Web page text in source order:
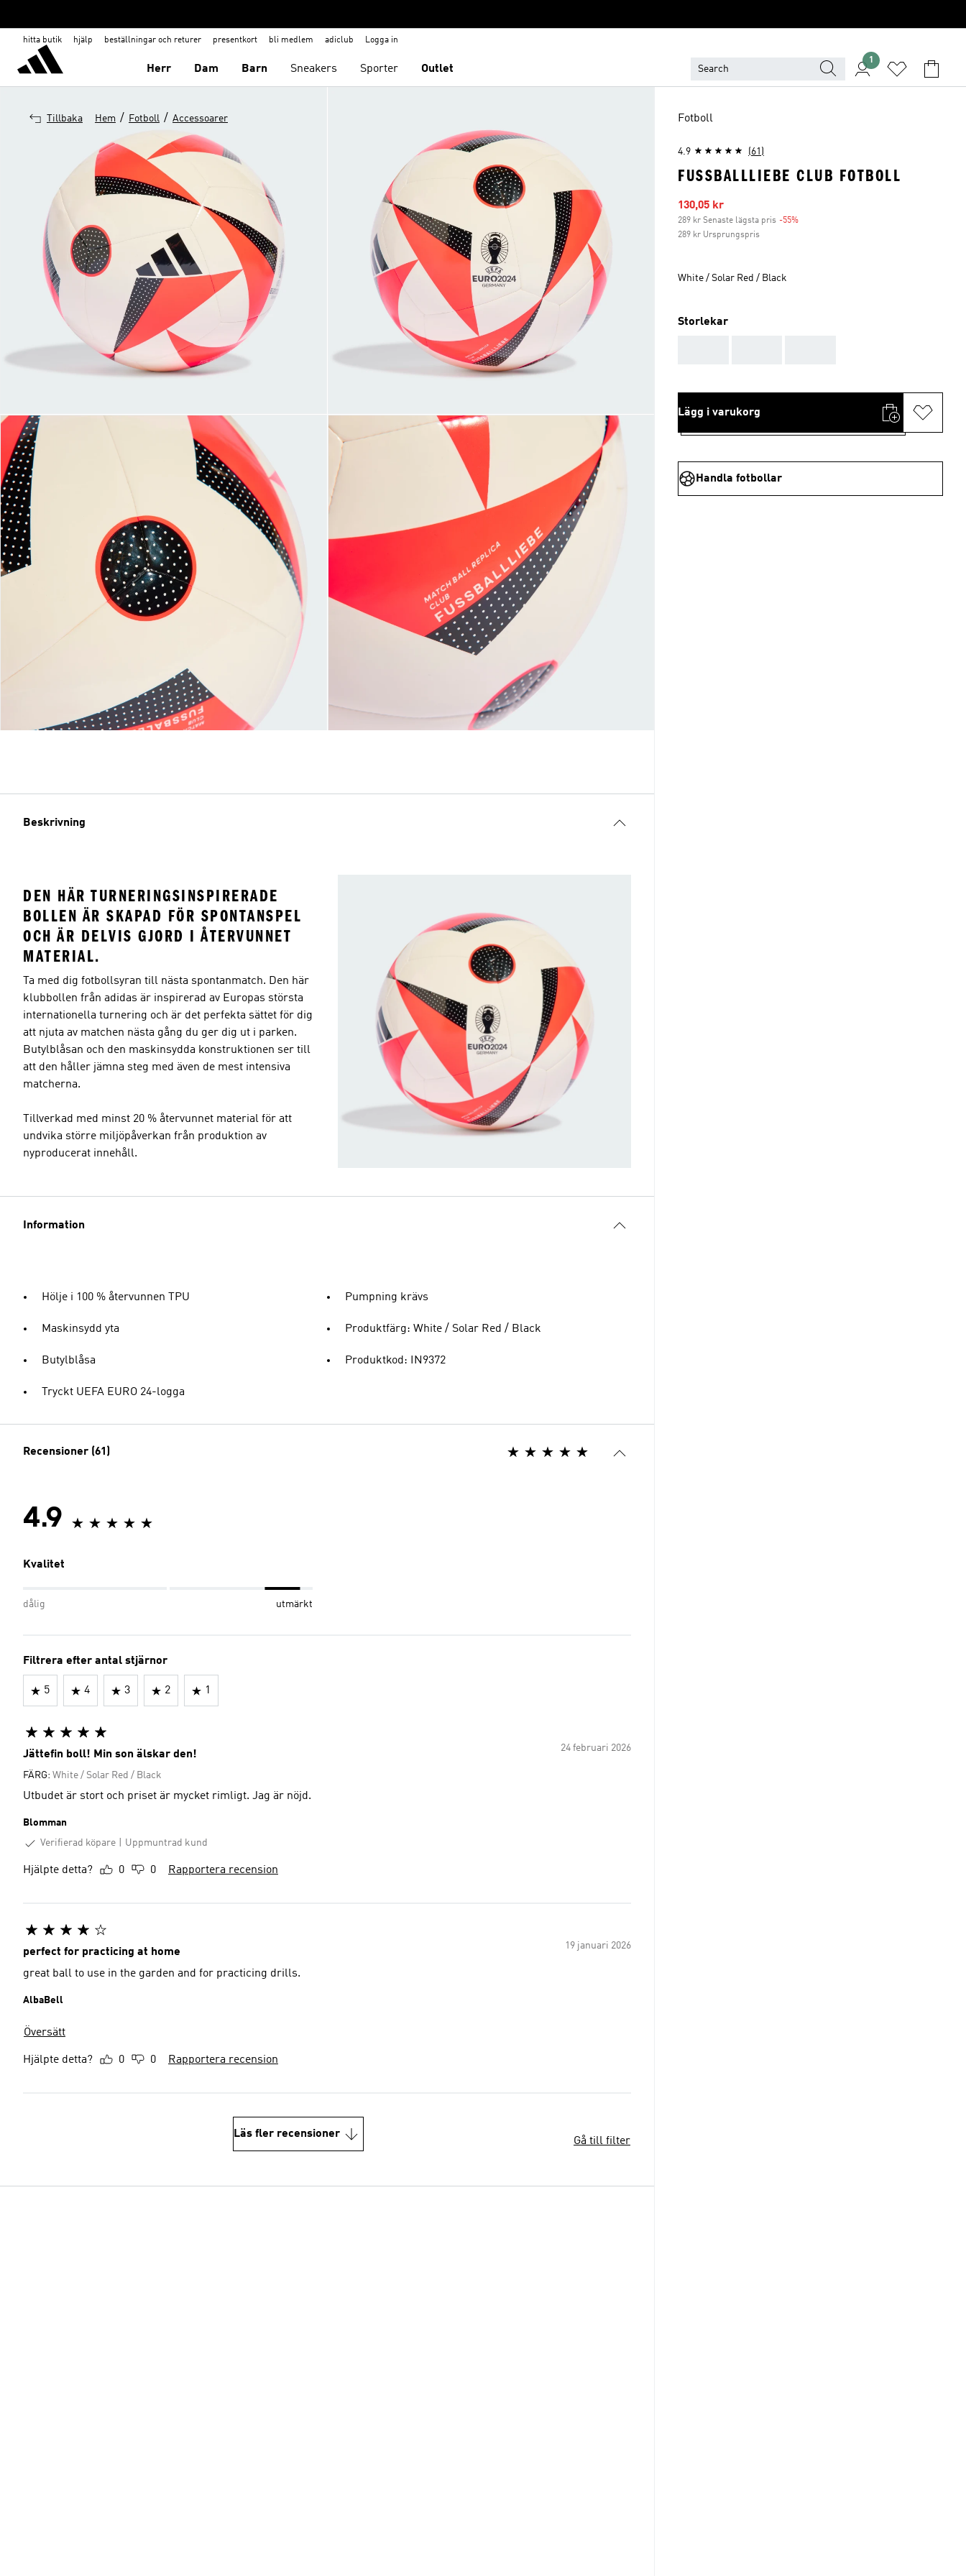
hitta butik hjälp beställningar och returer presentkort bli medlem adiclub Logga in
Herr Dam Barn Sneakers Sporter Outlet
1
Tillbaka Hem / Fotboll / Accessoarer
Beskrivning
DEN HÄR TURNERINGSINSPIRERADE
BOLLEN ÄR SKAPAD FÖR SPONTANSPEL
OCH ÄR DELVIS GJORD I ÅTERVUNNET
MATERIAL.
Ta med dig fotbollsyran till nästa spontanmatch. Den här
klubbollen från adidas är inspirerad av Europas största
internationella turnering och är det perfekta sättet för dig
att njuta av matchen nästa gång du ger dig ut i parken.
Butylblåsan och den maskinsydda konstruktionen ser till
att den håller jämna steg med även de mest intensiva
matcherna.
Tillverkad med minst 20 % återvunnet material för att
undvika större miljöpåverkan från produktion av
nyproducerat innehåll.
Information
Hölje i 100 % återvunnen TPU
Maskinsydd yta
Butylblåsa
Tryckt UEFA EURO 24-logga
Pumpning krävs
Produktfärg: White / Solar Red / Black
Produktkod: IN9372
Recensioner (61)
4.9
Kvalitet
dålig utmärkt
Filtrera efter antal stjärnor
5 4 3 2 1
24 februari 2026
Jättefin boll! Min son älskar den!
FÄRG: White / Solar Red / Black
Utbudet är stort och priset är mycket rimligt. Jag är nöjd.
Blomman
Verifierad köpare
Uppmuntrad kund
Hjälpte detta? 0 0 Rapportera recension
19 januari 2026
perfect for practicing at home ️
great ball to use in the garden and for practicing drills.
AlbaBell
Översätt
Hjälpte detta? 0 0 Rapportera recension
Läs fler recensioner
Gå till filter
Fotboll
4.9 (61)
FUSSBALLLIEBE CLUB FOTBOLL
Reapris
130,05 kr
289 kr Senaste lägsta pris -55%
289 kr Ursprungspris
White / Solar Red / Black
Storlekar
Lägg i varukorg
Handla fotbollar